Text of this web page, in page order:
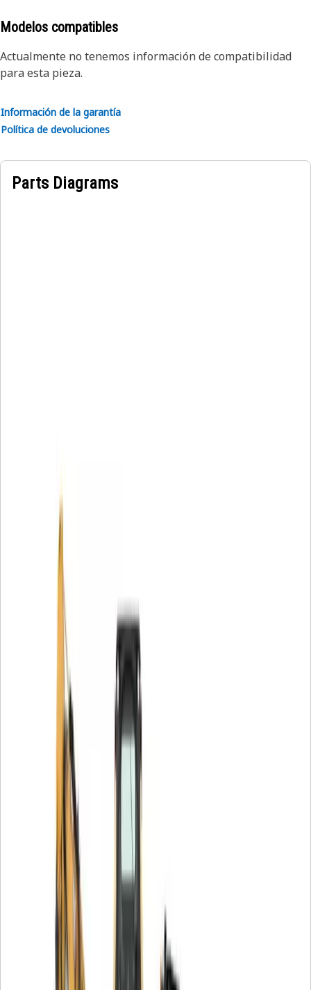
Modelos compatibles
Actualmente no tenemos información de compatibilidad
para esta pieza.
Información de la garantía
Política de devoluciones
Parts Diagrams